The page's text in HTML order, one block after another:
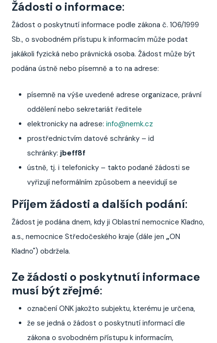
Žádosti o informace:
Žádost o poskytnutí informace podle zákona č. 106/1999
Sb., o svobodném přístupu k informacím může podat
jakákoli fyzická nebo právnická osoba. Žádost může být
podána ústně nebo písemně a to na adrese:
písemně na výše uvedené adrese organizace, právní
oddělení nebo sekretariát ředitele
elektronicky na adrese: info@nemk.cz
prostřednictvím datové schránky – id
schránky: jbeff8f
ústně, tj. i telefonicky – takto podané žádosti se
vyřizují neformálním způsobem a neevidují se
Příjem žádosti a dalších podání:
Žádost je podána dnem, kdy ji Oblastní nemocnice Kladno,
a.s., nemocnice Středočeského kraje (dále jen „ON
Kladno") obdržela.
Ze žádosti o poskytnutí informace
musí být zřejmé:
označení ONK jakožto subjektu, kterému je určena,
že se jedná o žádost o poskytnutí informací dle
zákona o svobodném přístupu k informacím,